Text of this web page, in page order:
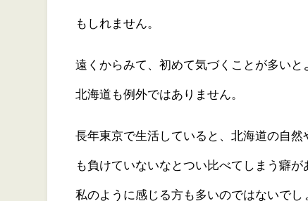
もしれません。
遠くからみて、初めて気づくことが多い
北海道も例外ではありません。
長年東京で生活していると、北海道の自
も負けていないなとつい比べてしまう癖
私のように感じる方も多いのではないでし